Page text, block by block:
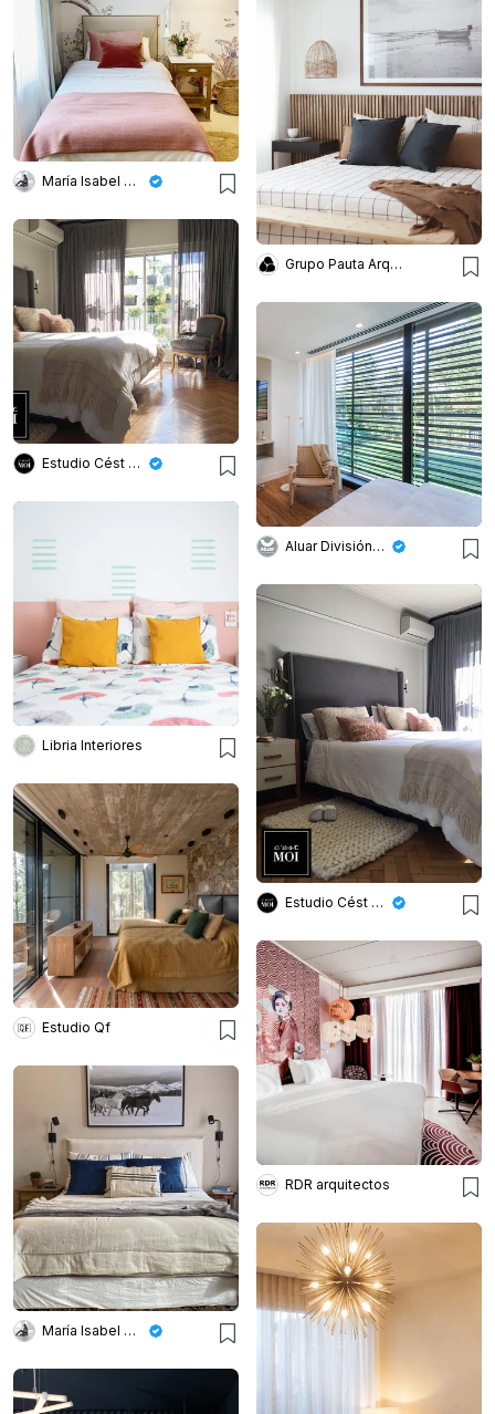
María Isabel Wetzel
Grupo Pauta Arquitectura
Estudio Cést Moi
Aluar División Elaborados
Libria Interiores
Estudio Cést Moi
Estudio Qf
RDR arquitectos
María Isabel Wetzel